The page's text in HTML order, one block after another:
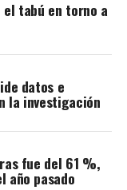
el tabú en torno a
datos e
la investigación
fue del 61 %,
año pasado